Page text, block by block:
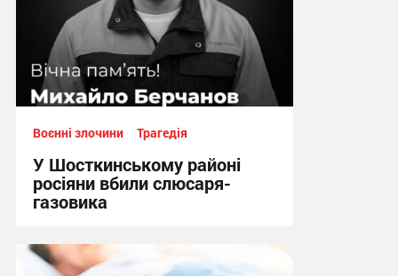
Воєнні злочини Трагедія
У Шосткинському районі
росіяни вбили слюсаря-
газовика
14:58, 1.08.2026